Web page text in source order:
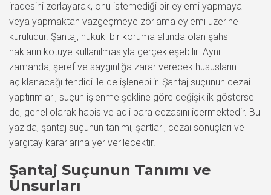
iradesini zorlayarak, onu istemediği bir eylemi yapmaya
veya yapmaktan vazgeçmeye zorlama eylemi üzerine
kuruludur. Şantaj, hukuki bir koruma altında olan şahsi
hakların kötüye kullanılmasıyla gerçekleşebilir. Aynı
zamanda, şeref ve saygınlığa zarar verecek hususların
açıklanacağı tehdidi ile de işlenebilir. Şantaj suçunun cezai
yaptırımları, suçun işlenme şekline göre değişiklik gösterse
de, genel olarak hapis ve adli para cezasını içermektedir. Bu
yazıda, şantaj suçunun tanımı, şartları, cezai sonuçları ve
yargıtay kararlarına yer verilecektir.
Şantaj Suçunun Tanımı ve
Unsurları